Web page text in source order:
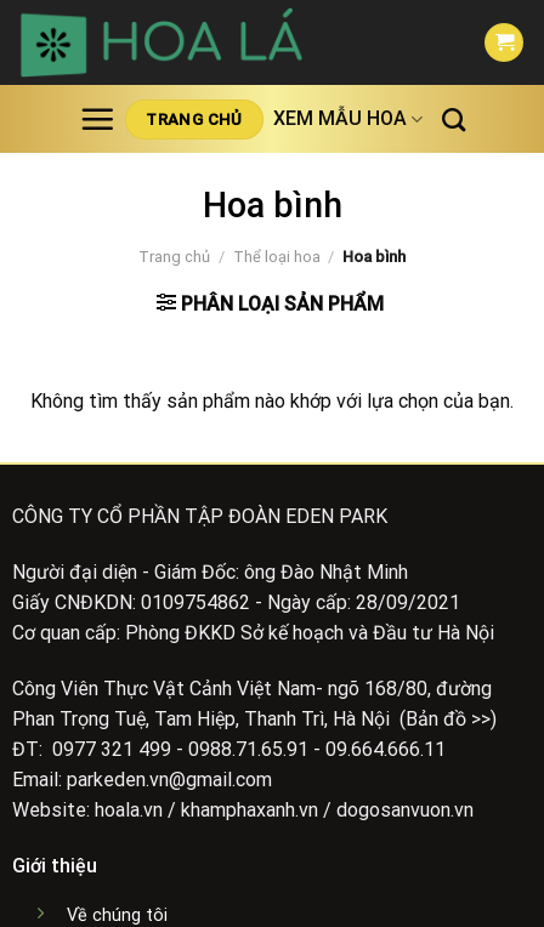
Skip
content
TRANG CHỦ XEM MẪU HOA
Hoa bình
Trang chủ / Thể loại hoa / Hoa bình
PHÂN LOẠI SẢN PHẨM
Không tìm thấy sản phẩm nào khớp với lựa chọn của bạn.
CÔNG TY CỔ PHẦN TẬP ĐOÀN EDEN PARK
Người đại diện - Giám Đốc: ông Đào Nhật Minh
Giấy CNĐKDN: 0109754862 - Ngày cấp: 28/09/2021
Cơ quan cấp: Phòng ĐKKD Sở kế hoạch và Đầu tư Hà Nội
Công Viên Thực Vật Cảnh Việt Nam- ngõ 168/80, đường
Phan Trọng Tuệ, Tam Hiệp, Thanh Trì, Hà Nội (Bản đồ >>)
ĐT: 0977 321 499 - 0988.71.65.91 - 09.664.666.11
Email: parkeden.vn@gmail.com
Website: hoala.vn / khamphaxanh.vn / dogosanvuon.vn
Giới thiệu
Về chúng tôi